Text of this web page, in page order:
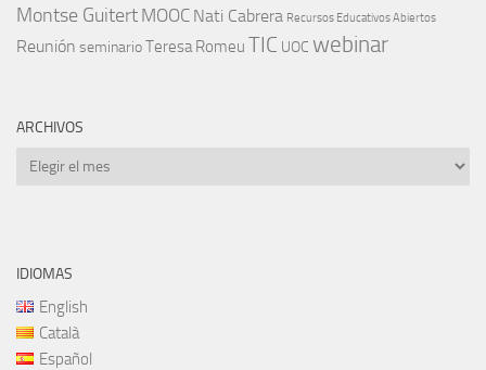
Montse Guitert MOOC Nati Cabrera Recursos Educativos Abiertos
Reunión seminarioTeresa Romeu TIC UOC webinar
ARCHIVOS
Archivos
IDIOMAS
English
Català
Español